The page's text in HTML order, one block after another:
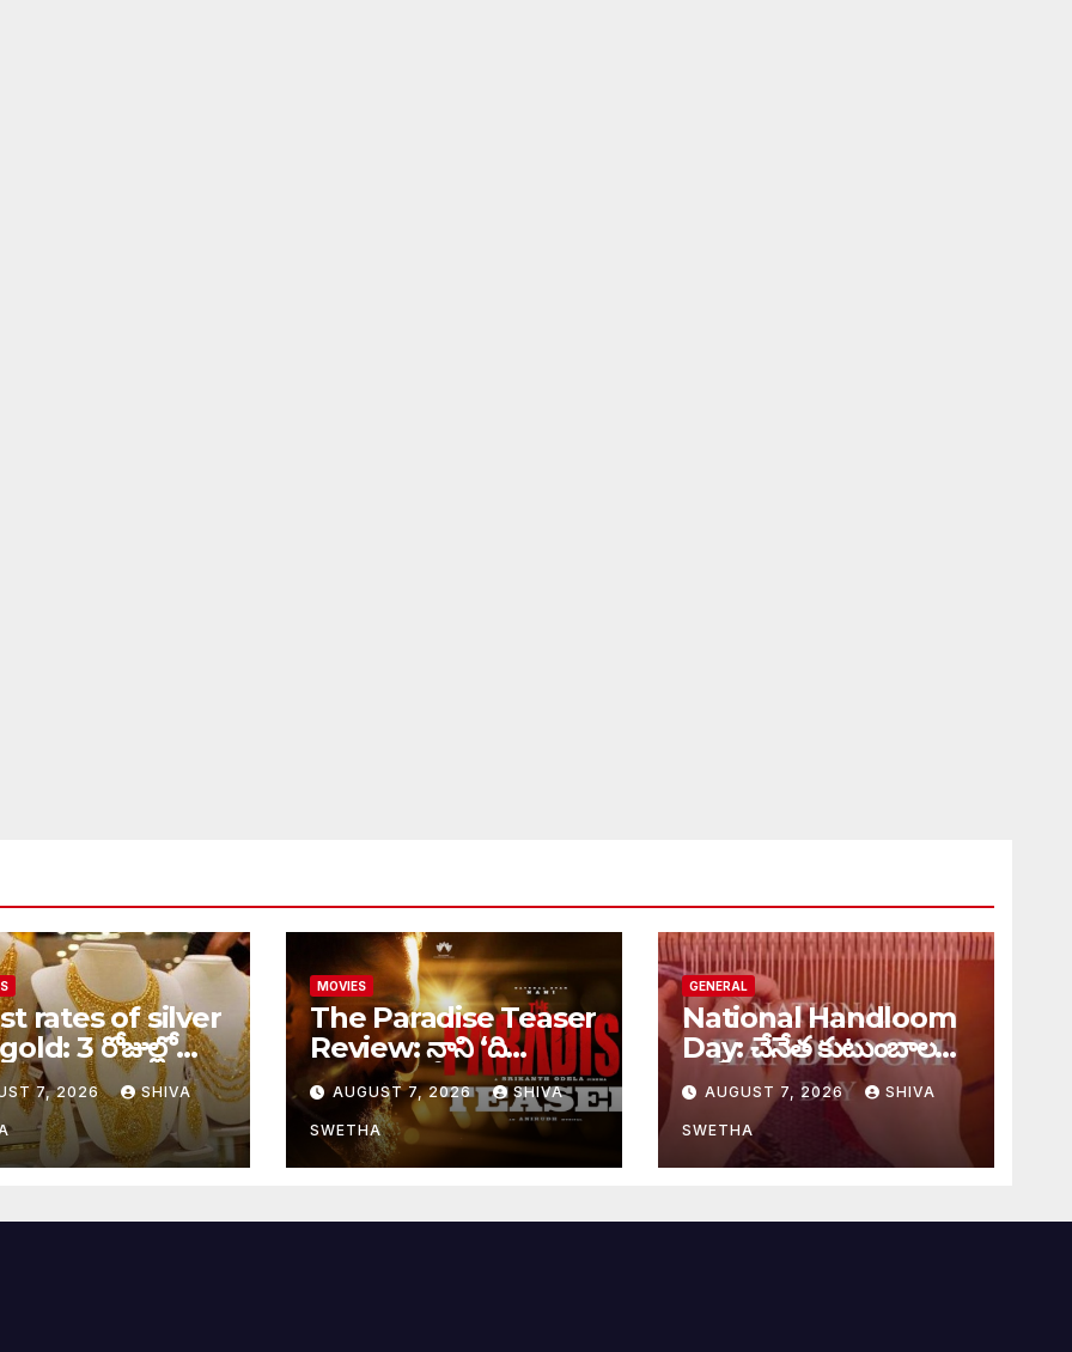
rates of silver
3 రోజుల్లో
900 పెరిగిన
గోల్డ్…7, 2026 SHIVA
MOVIES
The Paradise Teaser
Review: నాని ‘ది
ప్యారడైజ్’ టీజర్ రివ్యూ…
AUGUST 7, 2026 SHIVA
SWETHA
GENERAL
National Handloom
Day: చేనేత కుటుంబాలకు
భారీ ఊరట..
AUGUST 7, 2026 SHIVA
SWETHA